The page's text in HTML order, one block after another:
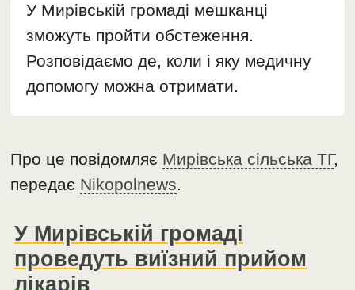
У Мирівській громаді мешканці
зможуть пройти обстеження.
Розповідаємо де, коли і яку медичну
допомогу можна отримати.
Про це повідомляє Мирівська сільська ТГ,
передає Nikopolnews.
У Мирівській громаді
проведуть виїзний прийом
лікарів